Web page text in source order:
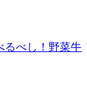
るべし！野菜牛